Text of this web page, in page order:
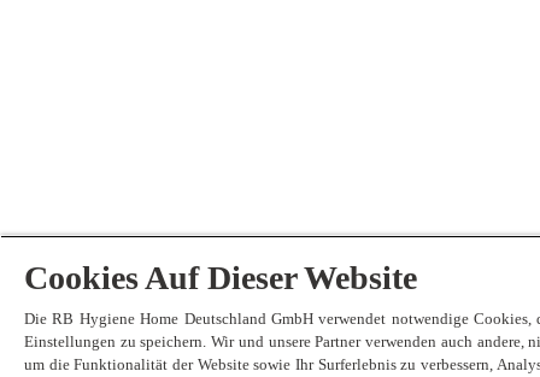
Cookies Auf Dieser Website
Die RB Hygiene Home Deutschland GmbH verwendet notwendige
Einstellungen zu speichern. Wir und unsere Partner verwenden auch
um die Funktionalität der Website sowie Ihr Surferlebnis zu verbessern,